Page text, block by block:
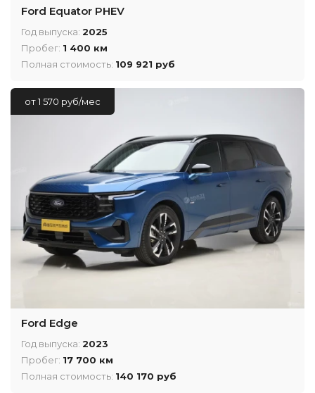
Ford Equator PHEV
Год выпуска: 2025
Пробег: 1 400 км
Полная стоимость: 109 921 руб
от 1 570 руб/мес
Ford Edge
Год выпуска: 2023
Пробег: 17 700 км
Полная стоимость: 140 170 руб